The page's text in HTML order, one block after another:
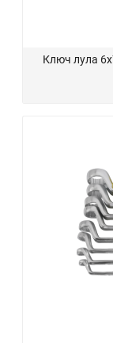
Ключ лула